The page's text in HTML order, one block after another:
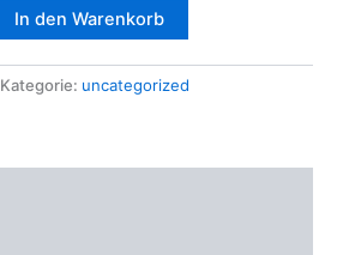
In den Warenkorb
Kategorie: uncategorized